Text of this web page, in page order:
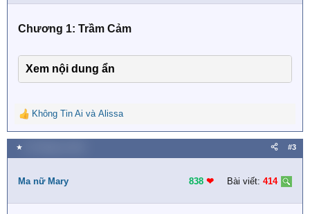
n
:Chương 1: Trầm Cảm
Xem nội dung ẩn
R
e
a
c
i
n
Không Tin Ai và Alissa
★ #3
Ma nữ Mary 838 ❤︎ Bài viết: 414